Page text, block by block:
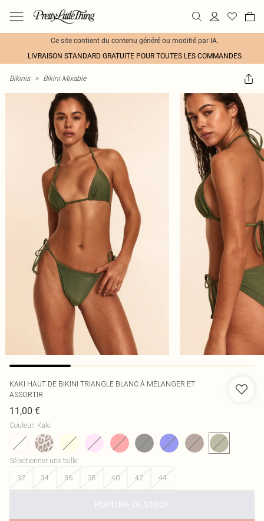
Ce site contient du contenu généré ou modifié par IA.
LIVRAISON STANDARD GRATUITE POUR TOUTES LES COMMANDES
Bikinis > Bikini Mixable
KAKI HAUT DE BIKINI TRIANGLE BLANC À MÉLANGER ET
ASSORTIR
11,00 €
Couleur: Kaki
Sélectionner une taille:
32
34 36 38 40 42 44
RUPTURE DE STOCK